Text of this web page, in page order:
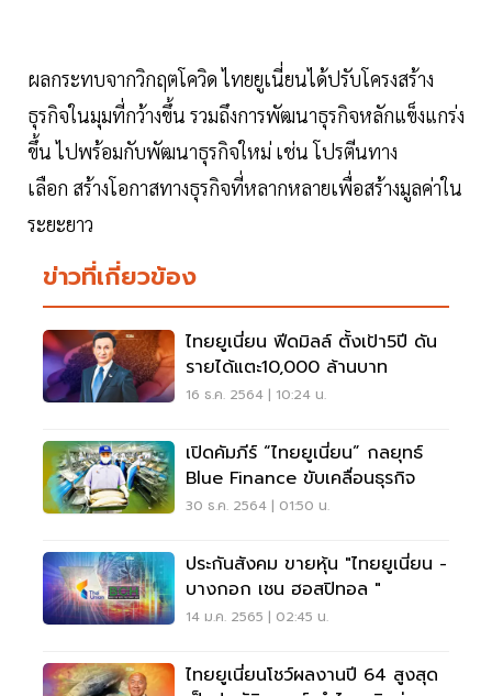
ผลกระทบจากวิกฤตโควิด ไทยยูเนี่ยนได้ปรับโครงสร้าง
ธุรกิจในมุมที่กว้างขึ้น รวมถึงการพัฒนาธุรกิจหลักแข็งแกร่ง
ขึ้น ไปพร้อมกับพัฒนาธุรกิจใหม่ เช่น โปรตีนทาง
เลือก สร้างโอกาสทางธุรกิจที่หลากหลายเพื่อสร้างมูลค่าใน
ระยะยาว
ข่าวที่เกี่ยวข้อง
ไทยยูเนี่ยน ฟีดมิลล์ ตั้งเป้า5ปี ดัน
รายได้แตะ10,000 ล้านบาท
16 ธ.ค. 2564 | 10:24 น.
เปิดคัมภีร์ “ไทยยูเนี่ยน” กลยุทธ์
Blue Finance ขับเคลื่อนธุรกิจ
30 ธ.ค. 2564 | 01:50 น.
ประกันสังคม ขายหุ้น "ไทยยูเนี่ยน -
บางกอก เชน ฮอสปิทอล "
14 ม.ค. 2565 | 02:45 น.
ไทยยูเนี่ยนโชว์ผลงานปี 64 สูงสุด